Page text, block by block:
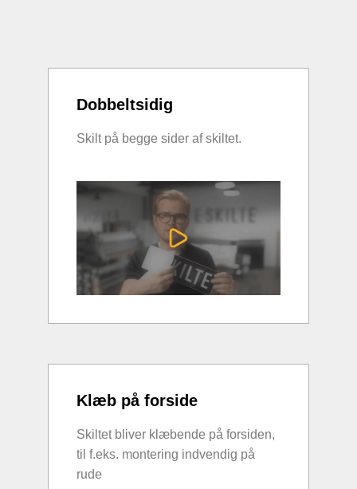
Dobbeltsidig
Skilt på begge sider af skiltet.
Klæb på forside
Skiltet bliver klæbende på forsiden,
til f.eks. montering indvendig på
rude